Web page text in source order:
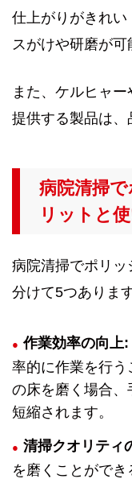
仕上がりがきれい
スがけや研磨が可
また、ケルヒャ
提供する製品は、
病院清掃
リットと
病院清掃でポリッ
分けて5つあります
作業効率の向上:
率的に作業を行
の床を磨く場合、
短縮されます。
清掃クオリティ
を磨くことがで